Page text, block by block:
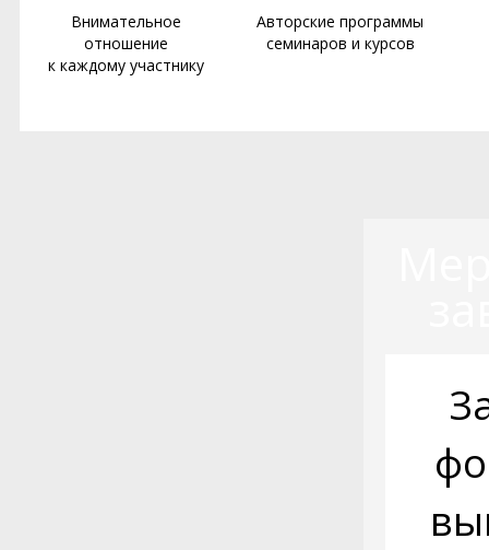
Внимательное
отношение
к каждому участнику
Авторские программы
семинаров и курсов